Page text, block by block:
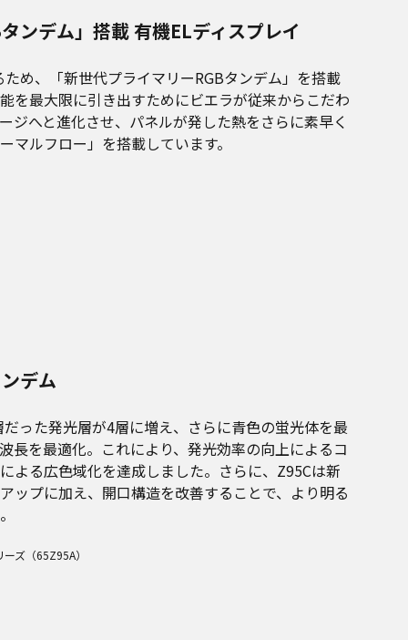
ンデム」搭載 有機ELディスプレイ
め、「新世代プライマリーRGBタンデム」を搭載
を最大限に引き出すためにビエラが従来からこだわ
ジへと進化させ、パネルが発した熱をさらに素早く
マルフロー」を搭載しています。
デム
った発光層が4層に増え、さらに青色の蛍光体を最
長を最適化。これにより、発光効率の向上によるコ
よる広色域化を達成しました。さらに、Z95Cは新
ップに加え、開口構造を改善することで、より明る
ズ（65Z95A）